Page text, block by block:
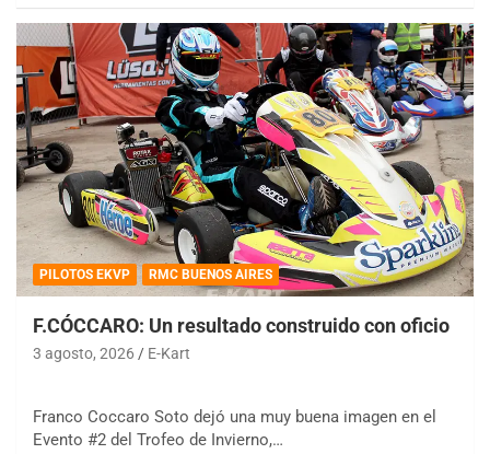
PILOTOS EKVP RMC BUENOS AIRES
F.CÓCCARO: Un resultado construido con oficio
3 agosto, 2026 E-Kart
Franco Coccaro Soto dejó una muy buena imagen en el
Evento #2 del Trofeo de Invierno,…